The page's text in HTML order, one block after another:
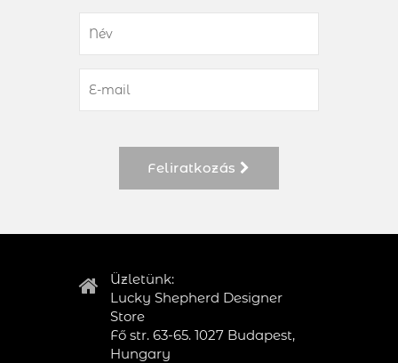
Feliratkozás
Üzletünk:
Lucky Shepherd Designer
Store
Fő str. 63-65. 1027 Budapest,
Hungary